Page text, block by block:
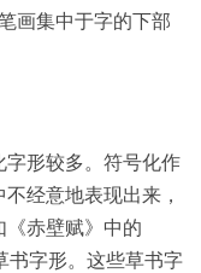
画集中于字的下部
形较多。符号化作
经意地表现出来，
《赤壁赋》中的
书字形。这些草书字